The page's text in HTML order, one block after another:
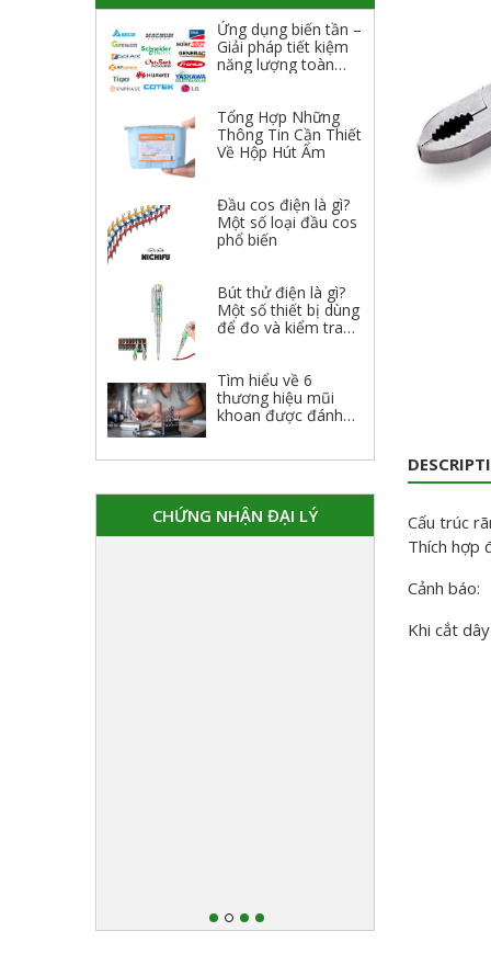
Cấu trúc
Thích hợp
Cảnh báo:
Khi cắt
Ứng dụng biến tần –
Giải pháp tiết kiệm
năng lượng toàn
Tổng Hợp Những
Thông Tin Cần Thiết
Về Hộp Hút Ẩm
Đầu cos điện là gì?
Một số loại đầu cos
phổ biến
Bút thử điện là gì?
Một số thiết bị dùng
để đo và kiểm tra
Tìm hiểu về 6
thương hiệu mũi
khoan được đánh
CHỨNG NHẬN ĐẠI LÝ